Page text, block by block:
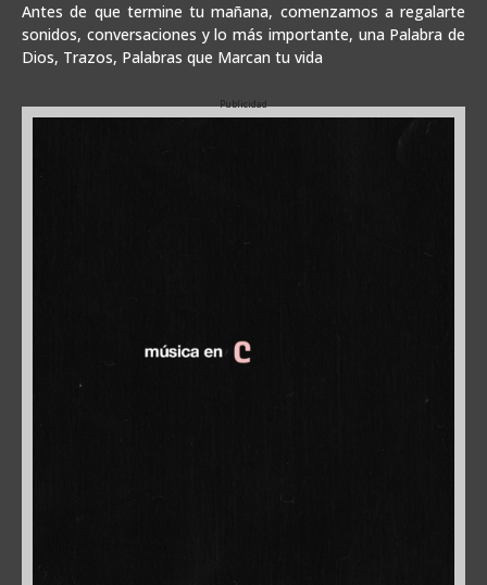
Antes de que termine tu mañana, comenzamos a regalarte
sonidos, conversaciones y lo más importante, una Palabra de
Dios, Trazos, Palabras que Marcan tu vida
Publicidad